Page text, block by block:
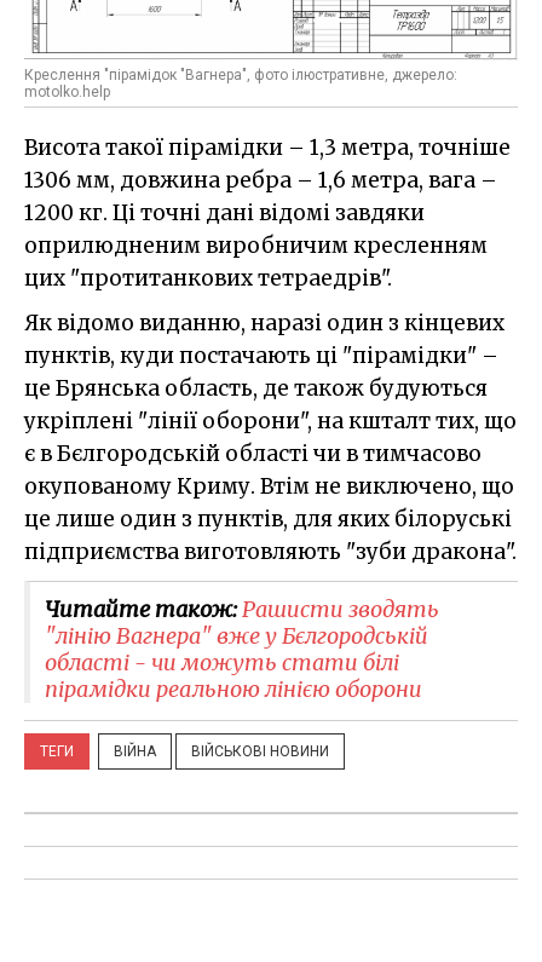
Креслення "пірамідок "Вагнера", фото ілюстративне, джерело:
motolko.help
Висота такої пірамідки – 1,3 метра, точніше
1306 мм, довжина ребра – 1,6 метра, вага –
1200 кг. Ці точні дані відомі завдяки
оприлюдненим виробничим кресленням
цих "протитанкових тетраедрів".
Як відомо виданню, наразі один з кінцевих
пунктів, куди постачають ці "пірамідки" –
це Брянська область, де також будуються
укріплені "лінії оборони", на кшталт тих, що
є в Бєлгородській області чи в тимчасово
окупованому Криму. Втім не виключено, що
це лише один з пунктів, для яких білоруські
підприємства виготовляють "зуби дракона".
Читайте також:Рашисти зводять
"лінію Вагнера" вже у Бєлгородській
області - чи можуть стати білі
пірамідки реальною лінією оборони
ТЕГИ ВІЙНА ВІЙСЬКОВІ НОВИНИ